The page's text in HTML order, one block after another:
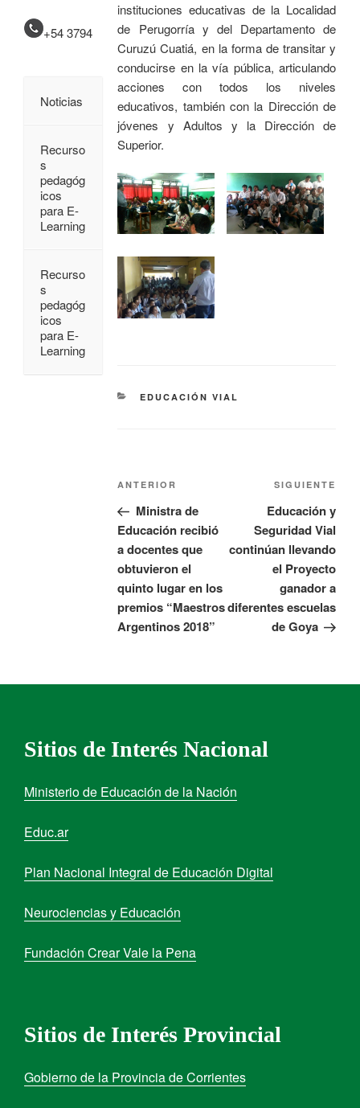
instituciones educativas de la Localidad
de Perugorría y del Departamento de
Curuzú Cuatiá, en la forma de transitar y
conducirse en la vía pública, articulando
acciones con todos los niveles
educativos, también con la Dirección de
jóvenes y Adultos y la Dirección de
Superior.
EDUCACIÓN VIAL
ANTERIOR
Ministra de
Educación recibió
a docentes que
obtuvieron el
quinto lugar en los
premios “Maestros
Argentinos 2018”
SIGUIENTE
Educación y
Seguridad Vial
continúan llevando
el Proyecto
ganador a
diferentes escuelas
de Goya
+54 3794
Noticias
Recurso
s
pedagóg
icos
para E-
Learning
Recurso
s
pedagóg
icos
para E-
Learning
Sitios de Interés Nacional
Ministerio de Educación de la Nación
Educ.ar
Plan Nacional Integral de Educación Digital
Neurociencias y Educación
Fundación Crear Vale la Pena
Sitios de Interés Provincial
Gobierno de la Provincia de Corrientes